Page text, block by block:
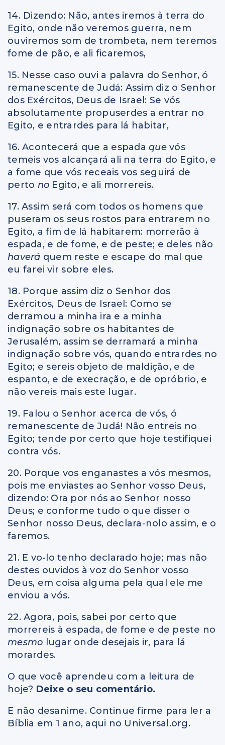
14. Dizendo: Não, antes iremos à terra do
Egito, onde não veremos guerra, nem
ouviremos som de trombeta, nem teremos
fome de pão, e ali ficaremos,
15. Nesse caso ouvi a palavra do Senhor, ó
remanescente de Judá: Assim diz o Senhor
dos Exércitos, Deus de Israel: Se vós
absolutamente propuserdes a entrar no
Egito, e entrardes para lá habitar,
16. Acontecerá que a espada que vós
temeis vos alcançará ali na terra do Egito, e
a fome que vós receais vos seguirá de
perto no Egito, e ali morrereis.
17. Assim será com todos os homens que
puseram os seus rostos para entrarem no
Egito, a fim de lá habitarem: morrerão à
espada, e de fome, e de peste; e deles não
haverá quem reste e escape do mal que
eu farei vir sobre eles.
18. Porque assim diz o Senhor dos
Exércitos, Deus de Israel: Como se
derramou a minha ira e a minha
indignação sobre os habitantes de
Jerusalém, assim se derramará a minha
indignação sobre vós, quando entrardes no
Egito; e sereis objeto de maldição, e de
espanto, e de execração, e de opróbrio, e
não vereis mais este lugar.
19. Falou o Senhor acerca de vós, ó
remanescente de Judá! Não entreis no
Egito; tende por certo que hoje testifiquei
contra vós.
20. Porque vos enganastes a vós mesmos,
pois me enviastes ao Senhor vosso Deus,
dizendo: Ora por nós ao Senhor nosso
Deus; e conforme tudo o que disser o
Senhor nosso Deus, declara-nolo assim, e o
faremos.
21. E vo-lo tenho declarado hoje; mas não
destes ouvidos à voz do Senhor vosso
Deus, em coisa alguma pela qual ele me
enviou a vós.
22. Agora, pois, sabei por certo que
morrereis à espada, de fome e de peste no
mesmo lugar onde desejais ir, para lá
morardes.
O que você aprendeu com a leitura de
hoje? Deixe o seu comentário.
E não desanime. Continue firme para ler a
Bíblia em 1 ano, aqui no Universal.org.